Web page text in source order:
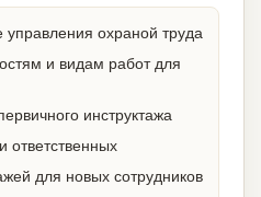
охраной труда
и видам работ для
инструктажа
ответственных
для новых сотрудников